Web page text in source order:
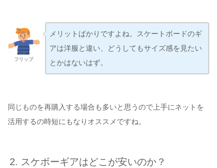
フリップ
メリットばかりですよね。スケートボードのギ
アは洋服と違い、どうしてもサイズ感を見たい
とかはないはず。
同じものを再購入する場合も多いと思うので上手にネットを
活用するの時短にもなりオススメですね。
スケボーギアはどこが安いのか？